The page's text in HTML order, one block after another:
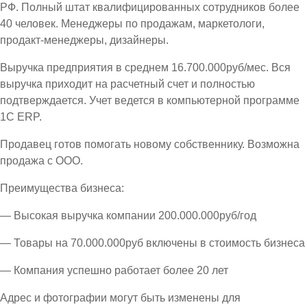
РФ. Полный штат квалифицированных сотрудников более
40 человек. Менеджеры по продажам, маркетологи,
продакт-менеджеры, дизайнеры.
Выручка предприятия в среднем 16.700.000руб/мес. Вся
выручка приходит на расчетный счет и полностью
подтверждается. Учет ведется в компьютерной программе
1С ЕRP.
Продавец готов помогать новому собственнику. Возможна
продажа с ООО.
Преимущества бизнеса:
— Высокая выручка компании 200.000.000руб/год
— Товары на 70.000.000руб включены в стоимость бизнеса
— Компания успешно работает более 20 лет
Адрес и фотографии могут быть изменены для